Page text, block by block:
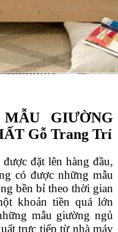
GIƯỜNG
Gỗ Trang Trí
đặt lên hàng đầu,
có được những mẫu
bền bỉ theo thời gian
khoản tiền quá lớn
mẫu giường ngủ
trực tiếp từ nhà máy